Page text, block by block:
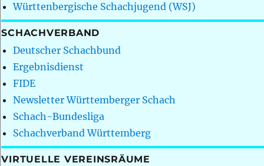
Württenbergische Schachjugend (WSJ)
SCHACHVERBAND
Deutscher Schachbund
Ergebnisdienst
FIDE
Newsletter Württemberger Schach
Schach-Bundesliga
Schachverband Württemberg
VIRTUELLE VEREINSRÄUME